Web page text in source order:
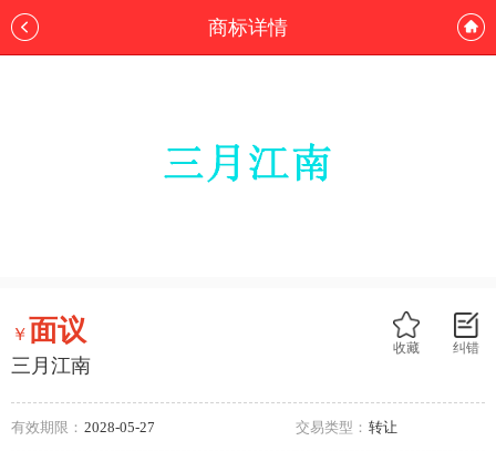
商标详情
纠错
收藏
￥面议
三月江南
有效期限： 2028-05-27 交易类型： 转让